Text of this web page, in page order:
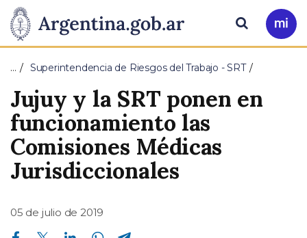
Presidencia
de
la
Nación
Pasar al contenido principal
Ir
a
Buscar
… Superintendencia de Riesgos del Trabajo - SRT
Jujuy y la SRT ponen en
funcionamiento las
Comisiones Médicas
Jurisdiccionales
05 de julio de 2019
Compartir en Facebook Compartir en Twitter Compartir en Linkedin Compartir en Whatsapp